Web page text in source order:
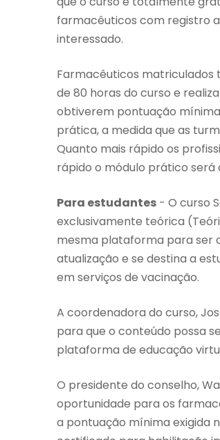
farmacêuticos com registro
interessado.
Farmacêuticos matriculados
de 80 horas do curso e
obtiverem pontuação
prática, a medida que as
Quanto mais rápido os
rápido o módulo prático
Para estudantes - O curso
exclusivamente teórica
mesma plataforma para ser
atualização e se destina a
em serviços de vacinação.
A coordenadora do curso,
para que o conteúdo possa
plataforma de educação
O presidente do conselho,
oportunidade para os
a pontuação mínima exigida